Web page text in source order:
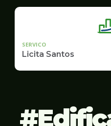
SERVICO
Licita Santos